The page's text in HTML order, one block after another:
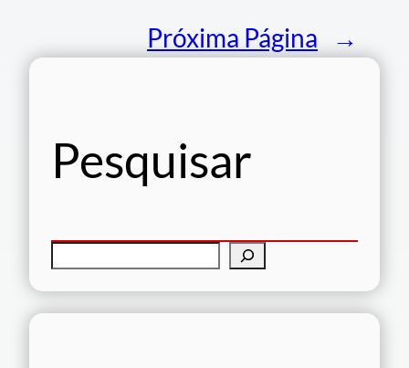
Próxima Página →
Pesquisar
e